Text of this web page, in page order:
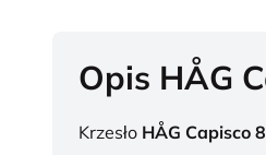
Opis HÅG
Krzesło HÅG Capisco